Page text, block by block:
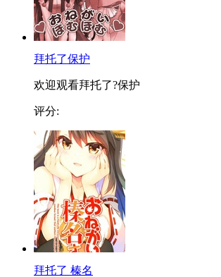
拜托了保护
欢迎观看拜托了?保护
评分:
拜托了 榛名